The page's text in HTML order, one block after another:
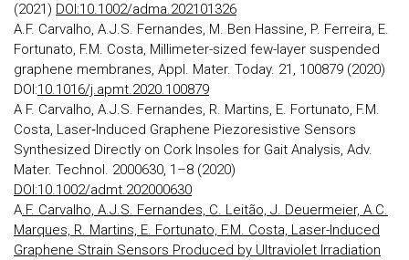
(2021) DOI:10.1002/adma.202101326
A.F. Carvalho, A.J.S. Fernandes, M. Ben Hassine, P. Ferreira, E.
Fortunato, F.M. Costa, Millimeter-sized few-layer suspended
graphene membranes, Appl. Mater. Today. 21, 100879 (2020)
DOI:10.1016/j.apmt.2020.100879
A F. Carvalho, A.J.S. Fernandes, R. Martins, E. Fortunato, F.M.
Costa, Laser‐Induced Graphene Piezoresistive Sensors
Synthesized Directly on Cork Insoles for Gait Analysis, Adv.
Mater. Technol. 2000630, 1–8 (2020)
DOI:10.1002/admt.202000630
A.F. Carvalho, A.J.S. Fernandes, C. Leitão, J. Deuermeier, A.C.
Marques, R. Martins, E. Fortunato, F.M. Costa, Laser-Induced
Graphene Strain Sensors Produced by Ultraviolet Irradiation